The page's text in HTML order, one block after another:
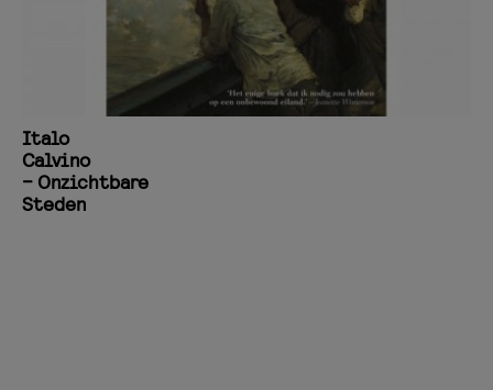
Italo
Calvino
– Onzichtbare
Steden